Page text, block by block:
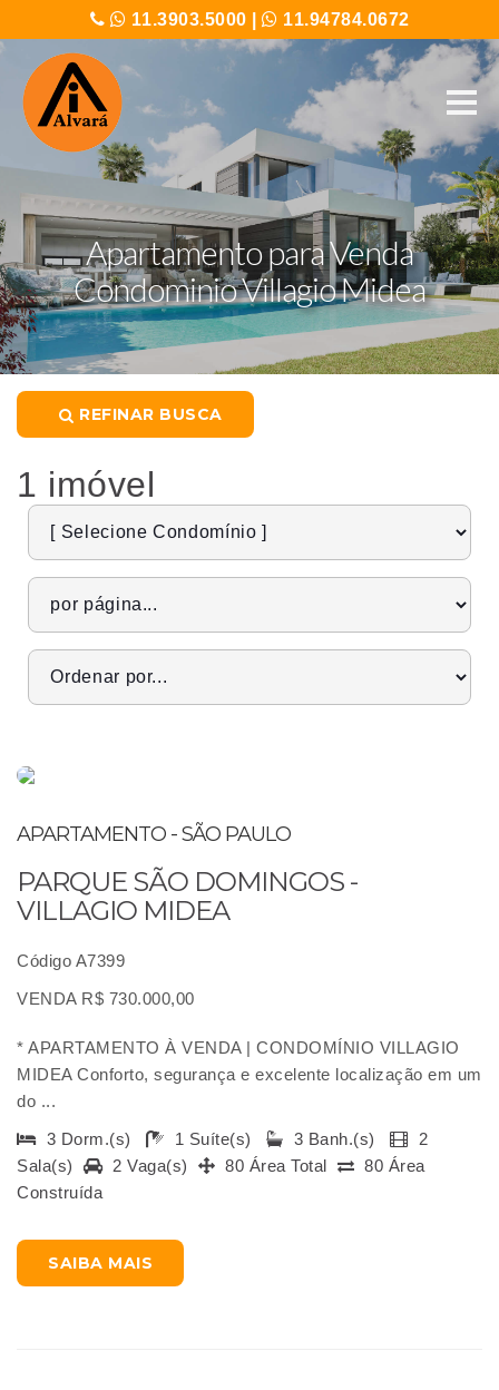
11.3903.5000 11.94784.0672
Apartamento para Venda
Condominio Villagio Midea
REFINAR BUSCA
1 imóvel
APARTAMENTO - SÃO PAULO
PARQUE SÃO DOMINGOS -
VILLAGIO MIDEA
Código A7399
VENDA R$ 730.000,00
* APARTAMENTO À VENDA | CONDOMÍNIO VILLAGIO
MIDEA Conforto, segurança e excelente localização em um
do ...
3 Dorm.(s)
1 Suíte(s) 3 Banh.(s)
2
Sala(s)
2 Vaga(s) 80 Área Total
80 Área
Construída
SAIBA MAIS